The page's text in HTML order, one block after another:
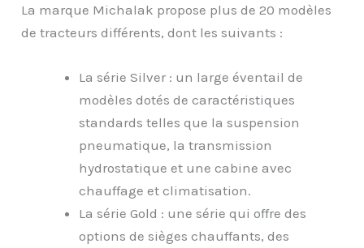
La marque Michalak propose plus de 20 modèles
de tracteurs différents, dont les suivants :
La série Silver : un large éventail de
modèles dotés de caractéristiques
standards telles que la suspension
pneumatique, la transmission
hydrostatique et une cabine avec
chauffage et climatisation.
La série Gold : une série qui offre des
options de sièges chauffants, des